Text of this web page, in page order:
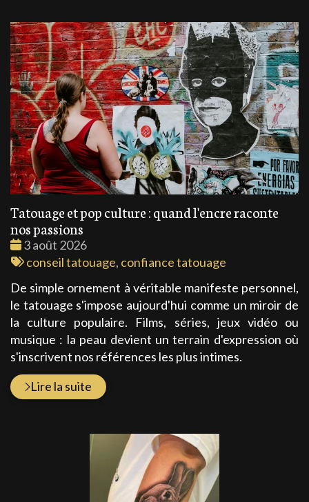
Tatouage et pop culture : quand l'encre raconte
nos passions
Date
:
3 août 2026
Tags
conseil tatouage, confiance tatouage
De simple ornement à véritable manifeste personnel,
le tatouage s'impose aujourd'hui comme un miroir de
la culture populaire. Films, séries, jeux vidéo ou
musique : la peau devient un terrain d'expression où
s'inscrivent nos références les plus intimes.
Lire la suite